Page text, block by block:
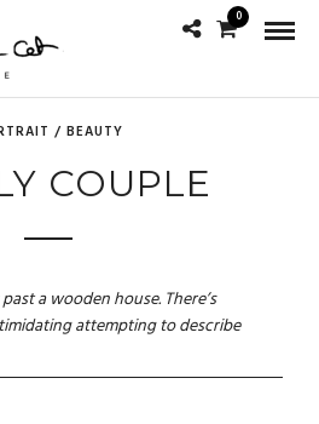
0
/ BEAUTY
COUPLE
a wooden house. There’s
attempting to describe